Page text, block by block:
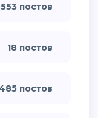
553 постов
18 постов
постов